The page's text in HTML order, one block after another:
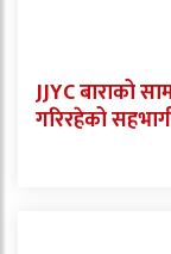
JJYC बाराको
गरिरहेको